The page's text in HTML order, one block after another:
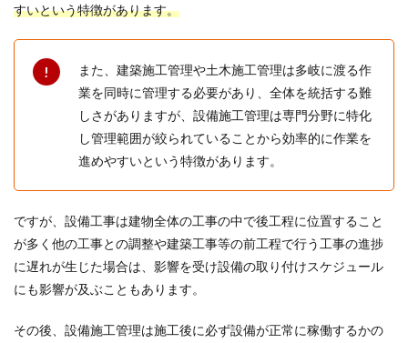
すいという特徴があります。
また、建築施工管理や土木施工管理は多岐に渡る作
業を同時に管理する必要があり、全体を統括する難
しさがありますが、設備施工管理は専門分野に特化
し管理範囲が絞られていることから効率的に作業を
進めやすいという特徴があります。
ですが、設備工事は建物全体の工事の中で後工程に位置すること
が多く他の工事との調整や建築工事等の前工程で行う工事の進捗
に遅れが生じた場合は、影響を受け設備の取り付けスケジュール
にも影響が及ぶこともあります。
その後、設備施工管理は施工後に必ず設備が正常に稼働するかの